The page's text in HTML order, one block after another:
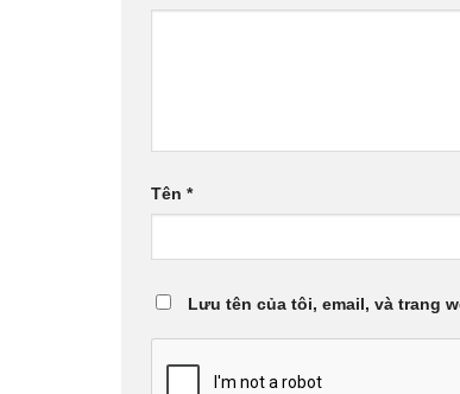
Tên *
Lưu tên của tôi, email, và trang